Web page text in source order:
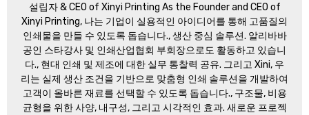
설립자 &CEO of Xinyi Printing As the Founder and CEO of
Xinyi Printing, 나는 기업이 실용적인 아이디어를 통해 고품질의
인쇄물을 만들 수 있도록 돕습니다., 생산 중심 솔루션. 알리바바
공인 스타강사 및 인쇄산업협회 부회장으로도 활동하고 있습니
다., 현대 인쇄 및 제조에 대한 실무 통찰력 공유. 그리고 Xini, 우
리는 실제 생산 조건을 기반으로 맞춤형 인쇄 솔루션을 개발하여
고객이 올바른 재료를 선택할 수 있도록 돕습니다., 구조물, 비용
균형을 위한 사양, 내구성, 그리고 시각적인 효과. 새로운 프로젝